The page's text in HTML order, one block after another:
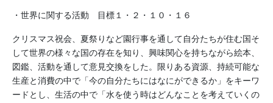
・世界に関する活動 目標１・２・１０・１６
クリスマス祝会、夏祭りなど園行事を通して自分たちが住む国そ
して世界の様々な国の存在を知り、興味関心を持ちながら絵本、
図鑑、活動を通して意見交換をした。限りある資源、持続可能な
生産と消費の中で「今の自分たちにはなにができるか」をキーワ
ードとし、生活の中で「水を使う時はどんなことを考えていくの